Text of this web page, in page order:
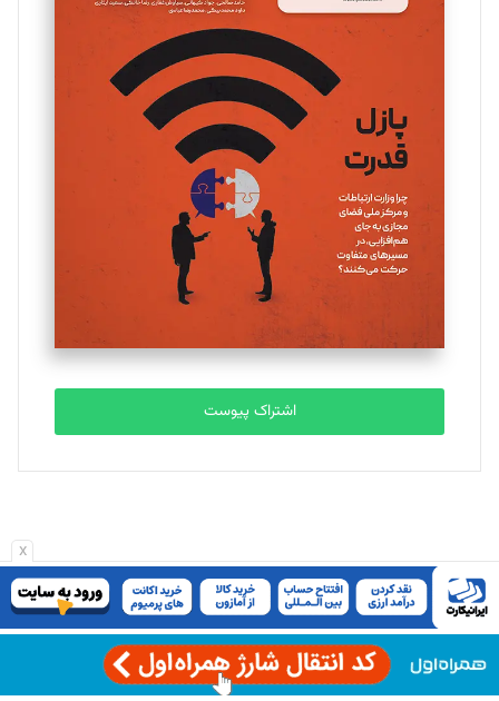
x
مینا پاکدل
یسنا امان‌پور
تحریریه
ملینا جعفری
تحریریه
مصطفی مسجدی آرانی
تحریریه
بابک نقاش
تحریریه
اشتراک پیوست